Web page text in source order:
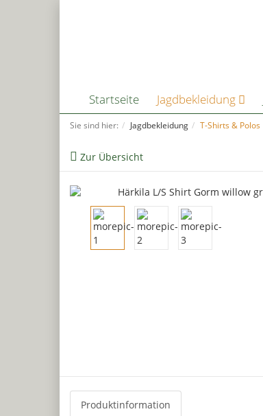
Startseite Jagdbekleidung
Sie sind hier: Jagdbekleidung T-Shirts & Polos
Zur Übersicht
Produktinformation